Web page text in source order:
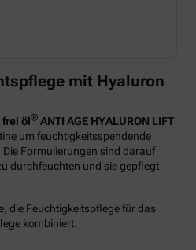
mit Hyaluron
frei öl® ANTI AGE HYALURON LIFT
um feuchtigkeitsspendende
Formulierungen sind darauf
durchfeuchten und sie gepflegt
die Feuchtigkeitspflege für das
kombiniert.